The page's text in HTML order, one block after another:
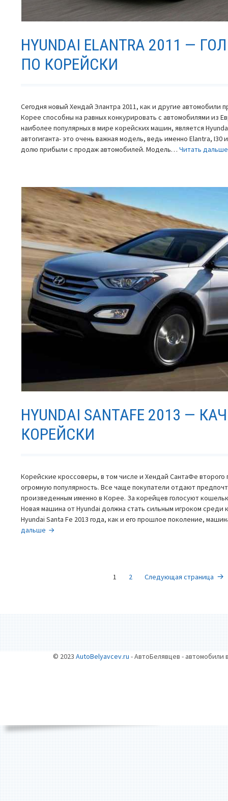
HYUNDAI ELANTRA 2011 —
ПО КОРЕЙСКИ
Сегодня новый Хендай Элантра 2011, как и другие
Корее способны на равных конкурировать с автомобилями из
наиболее популярных в мире корейских машин, является
автогиганта- это очень важная модель, ведь именно Elantra, I30
долю прибыли с продаж автомобилей. Модель…Читать
HYUNDAI SANTAFE 2013 —
КОРЕЙСКИ
Корейские кроссоверы, в том числе и Хендай СантаФе второго
огромную популярность. Все чаще покупатели отдают
произведенным именно в Корее. За корейцев голосуют
Новая машина от Hyundai должна стать сильным игроком среди
Hyundai Santa Fe 2013 года, как и его прошлое поколение,
дальше Hyundai
ЗАПИСЯМ
Страница
1 Страница
2 Следующая страница
© 2023 AutoBelyavcev.ru - АвтоБелявцев - автомобили